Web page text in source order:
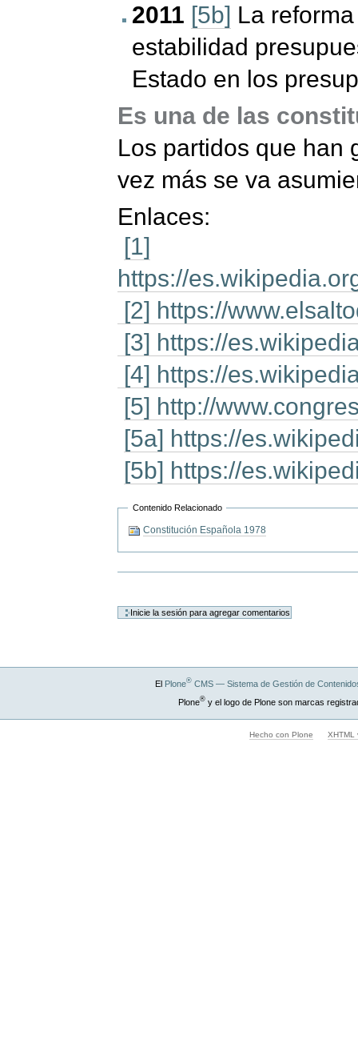
2011 [5b] La
estabilidad
Estado en los
Es una de las
Los partidos que han
vez más se va
Enlaces:
[1]
https://
[2] https://
[3] https://
[4] https://
[5] http://
[5a] https://
[5b] https://
Contenido Relacionado
Constitución Española 1978
El Plone®CMS — Sistema de Gestión de
Plone®y el logo de Plone son marcas
Hecho con Plone XHTML